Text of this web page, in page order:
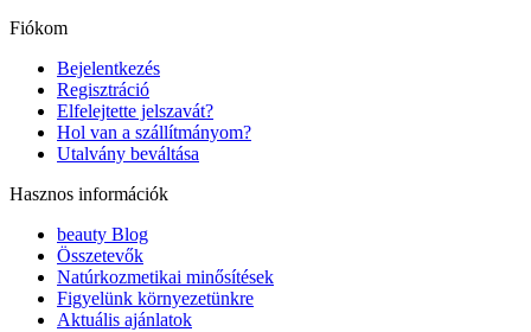
Fiókom
Bejelentkezés
Regisztráció
Elfelejtette jelszavát?
Hol van a szállítmányom?
Utalvány beváltása
Hasznos információk
beauty Blog
Összetevők
Natúrkozmetikai minősítések
Figyelünk környezetünkre
Aktuális ajánlatok